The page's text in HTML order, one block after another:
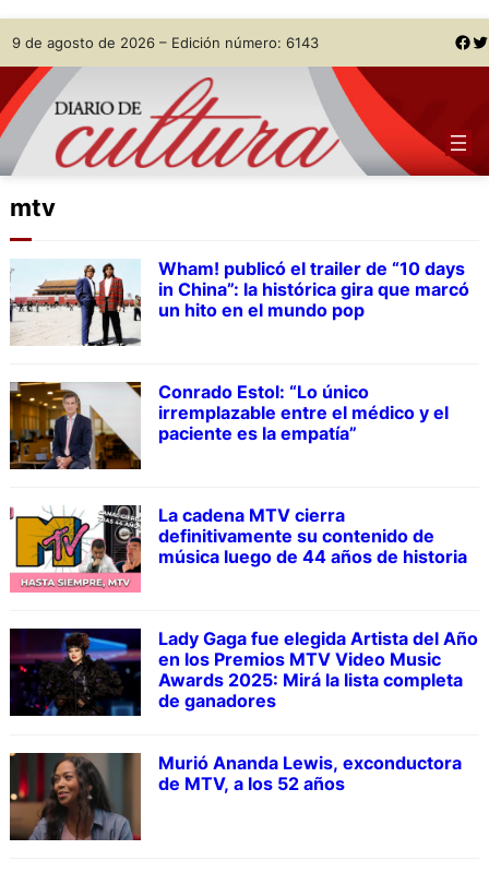
Skip
to
content
9 de agosto de 2026 – Edición número: 6143 Facebook Twitter
mtv
Wham! publicó el trailer de “10 days
in China”: la histórica gira que marcó
un hito en el mundo pop
Conrado Estol: “Lo único
irremplazable entre el médico y el
paciente es la empatía”
La cadena MTV cierra
definitivamente su contenido de
música luego de 44 años de historia
Lady Gaga fue elegida Artista del Año
en los Premios MTV Video Music
Awards 2025: Mirá la lista completa
de ganadores
Murió Ananda Lewis, exconductora
de MTV, a los 52 años